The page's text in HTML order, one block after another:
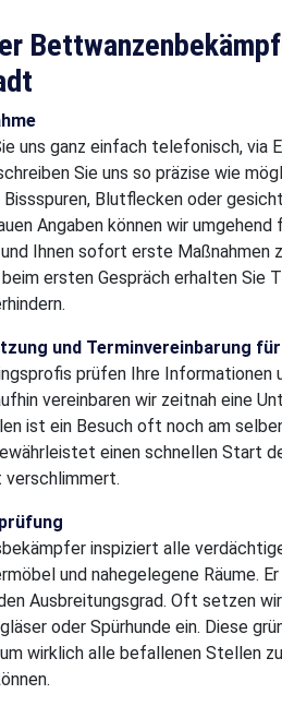
uns ganz einfach telefonisch, via
Sie uns so präzise wie
Blutflecken oder
Angaben können wir
Ihnen sofort erste Maßnahmen
ersten Gespräch erhalten Sie
und Terminvereinbarung
prüfen Ihre Informationen
vereinbaren wir zeitnah eine
ist ein Besuch oft noch am
einen schnellen Start
verschlimmert.
inspiziert alle
und nahegelegene Räume.
Ausbreitungsgrad. Oft setzen
oder Spürhunde ein. Diese
wirklich alle befallenen Stellen